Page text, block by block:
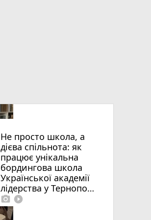
Не просто школа, а
дієва спільнота: як
працює унікальна
бордингова школа
Української академії
лідерства у Тернополі
photo_camera play_circle_filled